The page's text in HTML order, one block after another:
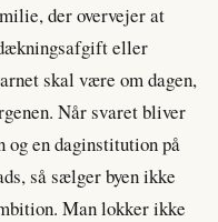
der overvejer at
eller
skal være om dagen,
Når svaret bliver
og en daginstitution på
så sælger byen ikke
Man lokker ikke